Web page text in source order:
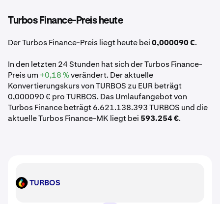
Turbos Finance-Preis heute
Der Turbos Finance-Preis liegt heute bei0,000090 €.
In den letzten 24 Stunden hat sich der Turbos Finance-
Preis um +0,18 %verändert. Der aktuelle
Konvertierungskurs von TURBOS zu EUR beträgt
0,000090 € pro TURBOS. Das Umlaufangebot von
Turbos Finance beträgt 6.621.138.393 TURBOS und die
aktuelle Turbos Finance-MK liegt bei 593.254 €.
TURBOS TURBOS